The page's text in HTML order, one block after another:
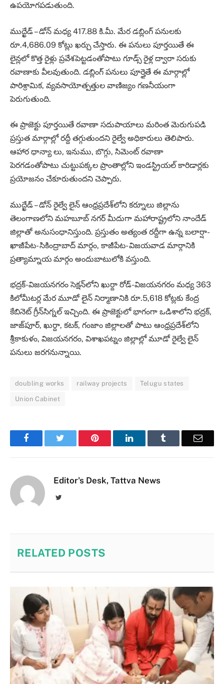
ఉపయోగపడుతుంది.
ముద్ఖేడ్‌ – డోన్‌ మధ్య 417.88 కి.మీ. మేర డబ్లింగ్‌ పనులకు
రూ.4,686.09 కోట్లు ఖర్చు చేస్తారు. ఈ పనులు పూర్తయితే ఈ
లైన్లలో కొత్త రైళ్లు ప్రవేశపెట్టడంతోపాటు గూడ్స్‌ రైళ్ల ద్వారా సరుకు
రవాణాకు వీలవుతుంది. డబ్లింగ్‌ పనులు పూర్తైతే ఈ మార్గాల్లో
పారిశ్రామిక, వ్యవసాయోత్పత్తుల వాణిజ్యం గణనీయంగా
పెరుగుతుంది.
ఈ ప్రాజెక్టు పూర్తయితే రవాణా సదుపాయాలు మరింత మెరుగుపడి
ప్రస్తుత మార్గాల్లో రద్దీ తగ్గుతుందని రైల్వే అధికారులు తెలిపారు.
ఆహార ధాన్యా లు, ఇనుము, బొగ్గు, సిమెంట్‌ రవాణా
పెరగడంతోపాటు చుట్టుపక్కల ప్రాంతాల్లోని ఇండస్ట్రియల్‌ కారిడార్లకు
ప్రయోజనం చేకూరుతుందని చెప్పారు.
ముద్ఖేడ్‌ – డోన్‌ రైల్వే లైన్‌ ఆంధ్రప్రదేశ్‌లోని కర్నూలు జిల్లాను
తెలంగాణలోని మహబూబ్ నగర్‌ మీదుగా మహారాష్ట్రలోని నాందేడ్‌
జిల్లాతో అనుసంధానిస్తుంది. ప్రస్తుతం అత్యంత రద్దీగా ఉన్న బలార్షా-
ఖాజీపేట- సికింద్రాబాద్‌ మార్గం, కాజీపేట- విజయవాడ మార్గానికి
ప్రత్యామ్నాయ మార్గం అందుబాటులోకి వస్తుంది.
భద్రక్‌-విజయనగరం సెక్షన్‌లోని ఖుర్దా రోడ్‌-విజయనగరం మధ్య 363
కిలోమీటర్ల మేర మూడో లైన్‌ నిర్మాణానికి రూ.5,618 కోట్లకు కేంద్ర
కేబినెట్‌ గ్రీన్‌సిగ్నల్‌ ఇచ్చింది. ఈ ప్రాజెక్టులో భాగంగా ఒడిశాలోని భద్రక్,
జాజ్‌పూర్, ఖుర్దా, కటక్, గంజాం జిల్లాలతో పాటు ఆంధ్రప్రదేశ్‌లోని
శ్రీకాకుళం, విజయనగరం, విశాఖపట్నం జిల్లాల్లో మూడో రైల్వే లైన్‌
పనులు జరగనున్నాయి.
doubling works railway projects Telugu states
Union Cabinet
Facebook Pinterest LinkedIn Email
Editor's Desk, Tattva News
Twitter
RELATED POSTS